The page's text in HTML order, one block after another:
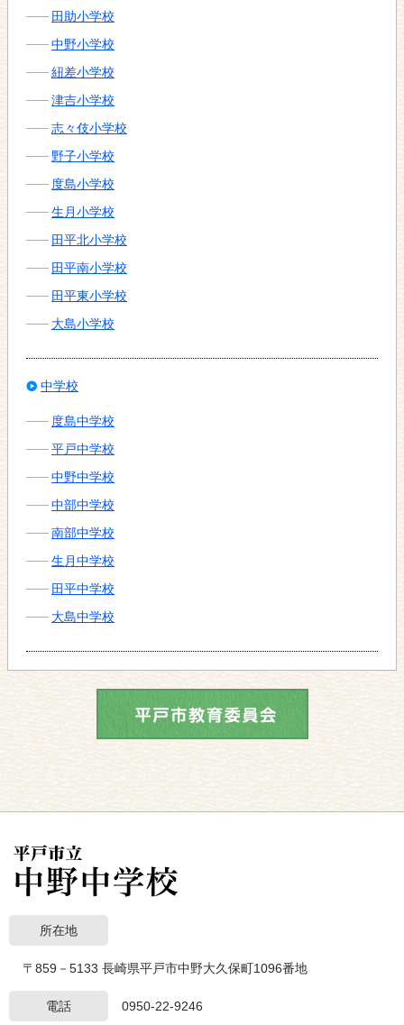
田助小学校
中野小学校
紐差小学校
津吉小学校
志々伎小学校
野子小学校
度島小学校
生月小学校
田平北小学校
田平南小学校
田平東小学校
大島小学校
中学校
度島中学校
平戸中学校
中野中学校
中部中学校
南部中学校
生月中学校
田平中学校
大島中学校
所在地
〒859－5133 長崎県平戸市中野大久保町1096番地
電話 0950-22-9246